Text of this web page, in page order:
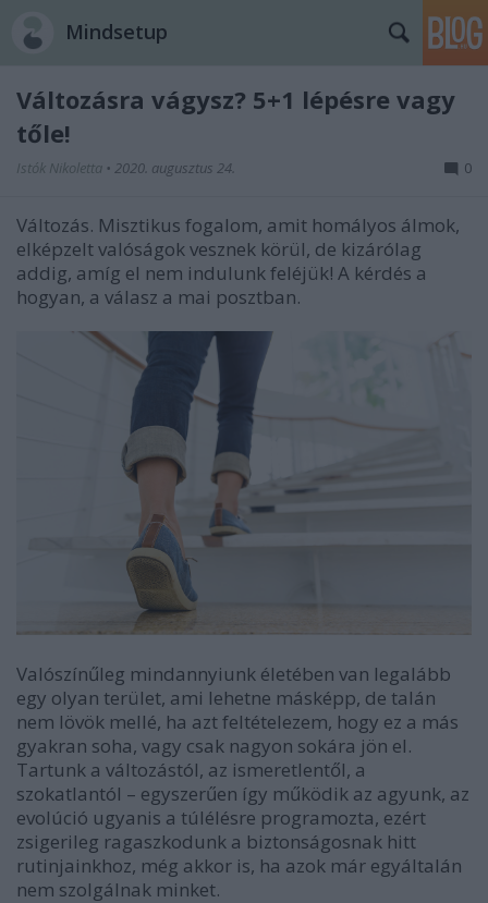
Mindsetup
Változásra vágysz? 5+1 lépésre vagy
tőle!
Istók Nikoletta • 2020. augusztus 24. 0
Változás. Misztikus fogalom, amit homályos álmok,
elképzelt valóságok vesznek körül, de kizárólag
addig, amíg el nem indulunk feléjük! A kérdés a
hogyan, a válasz a mai posztban.
Valószínűleg mindannyiunk életében van legalább
egy olyan terület, ami lehetne másképp, de talán
nem lövök mellé, ha azt feltételezem, hogy ez a más
gyakran soha, vagy csak nagyon sokára jön el.
Tartunk a változástól, az ismeretlentől, a
szokatlantól – egyszerűen így működik az agyunk, az
evolúció ugyanis a túlélésre programozta, ezért
zsigerileg ragaszkodunk a biztonságosnak hitt
rutinjainkhoz, még akkor is, ha azok már egyáltalán
nem szolgálnak minket.